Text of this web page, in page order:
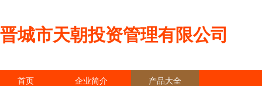
晋城市天朝投资管理有限公司
首页 企业简介 产品大全